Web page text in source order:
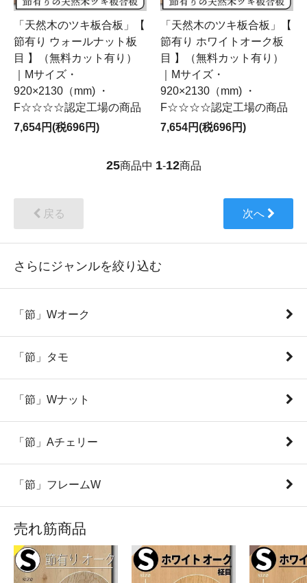
「天然木のツキ板合板」【
節有り ウォールナット板
目 】（無料カット有り）
｜Mサイズ・
920×2130（mm) ・
F☆☆☆☆認定工場の商品
7,654円(税696円)
「天然木のツキ板合板」【
節有り ホワイトオーク板
目 】（無料カット有り）
｜Mサイズ・
920×2130（mm) ・
F☆☆☆☆認定工場の商品
7,654円(税696円)
25商品中 1-12商品
戻る 次へ
さらにジャンルを絞り込む
「節」Wオーク
「節」タモ
「節」Wナット
「節」Aチェリー
「節」フレームW
売れ筋商品